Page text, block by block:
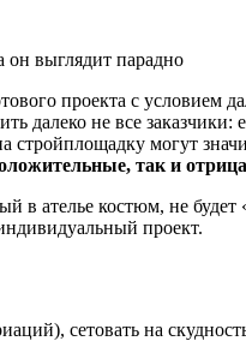
он выглядит парадно
проекта с
далеко не все
могут
так и
в ателье костюм, не
проект.
сетовать на